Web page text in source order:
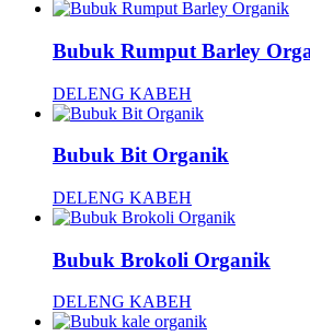
Bubuk Rumput Barley
DELENG KABEH
Bubuk Bit Organik
DELENG KABEH
Bubuk Brokoli Organik
DELENG KABEH